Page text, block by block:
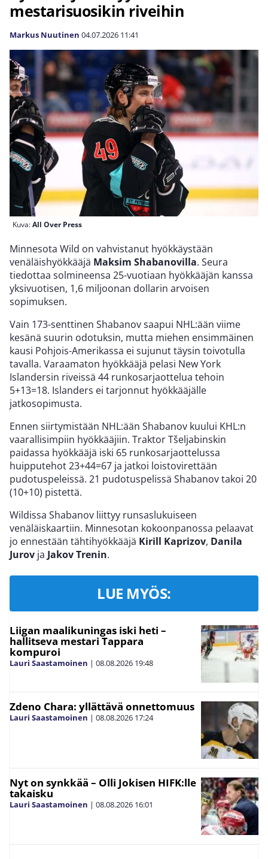
mestarisuosikin riveihin
Markus Nuutinen 04.07.2026 11:41
Kuva:All Over Press
Minnesota Wild on vahvistanut hyökkäystään
venäläishyökkääjä Maksim Shabanovilla. Seura
tiedottaa solmineensa 25-vuotiaan hyökkääjän kanssa
yksivuotisen, 1,6 miljoonan dollarin arvoisen
sopimuksen.
Vain 173-senttinen Shabanov saapui NHL:ään viime
kesänä suurin odotuksin, mutta miehen ensimmäinen
kausi Pohjois-Amerikassa ei sujunut täysin toivotulla
tavalla. Varaamaton hyökkääjä pelasi New York
Islandersin riveissä 44 runkosarjaottelua tehoin
5+13=18. Islanders ei tarjonnut hyökkääjälle
jatkosopimusta.
Ennen siirtymistään NHL:ään Shabanov kuului KHL:n
vaarallisimpiin hyökkääjiin. Traktor Tšeljabinskin
paidassa hyökkääjä iski 65 runkosarjaottelussa
huipputehot 23+44=67 ja jatkoi loistovirettään
pudotuspeleissä. 21 pudotuspelissä Shabanov takoi 20
(10+10) pistettä.
Wildissa Shabanov liittyy runsaslukuiseen
venäläiskaartiin. Minnesotan kokoonpanossa pelaavat
jo ennestään tähtihyökkääjä Kirill Kaprizov, Danila
Jurov ja Jakov Trenin.
LUE MYÖS:
Liigan maalikuningas iski heti –
hallitseva mestari Tappara
kompuroi
Lauri Saastamoinen | 08.08.2026 19:48
Zdeno Chara: yllättävä onnettomuus
Lauri Saastamoinen | 08.08.2026 17:24
Nyt on synkkää – Olli Jokisen HIFK:lle
takaisku
Lauri Saastamoinen | 08.08.2026 16:01